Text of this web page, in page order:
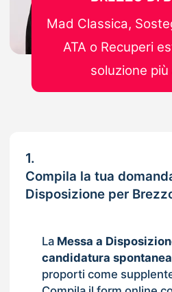
1.
Compila la tua
Disposizione per
La Messa a
candidatura spontanea
proporti come
Mad Classica,
ATA o Recuperi
soluzione